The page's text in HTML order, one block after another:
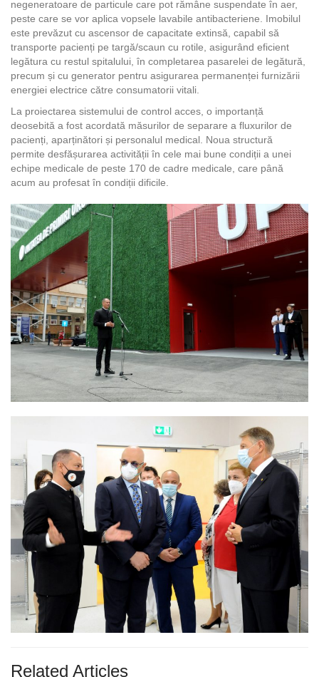
negeneratoare de particule care pot rămâne suspendate în aer,
peste care se vor aplica vopsele lavabile antibacteriene. Imobilul
este prevăzut cu ascensor de capacitate extinsă, capabil să
transporte pacienți pe targă/scaun cu rotile, asigurând eficient
legătura cu restul spitalului, în completarea pasarelei de legătură,
precum și cu generator pentru asigurarea permanenței furnizării
energiei electrice către consumatorii vitali.
La proiectarea sistemului de control acces, o importanță
deosebită a fost acordată măsurilor de separare a fluxurilor de
pacienți, aparținători și personalul medical. Noua structură
permite desfășurarea activității în cele mai bune condiții a unei
echipe medicale de peste 170 de cadre medicale, care până
acum au profesat în condiții dificile.
Related Articles